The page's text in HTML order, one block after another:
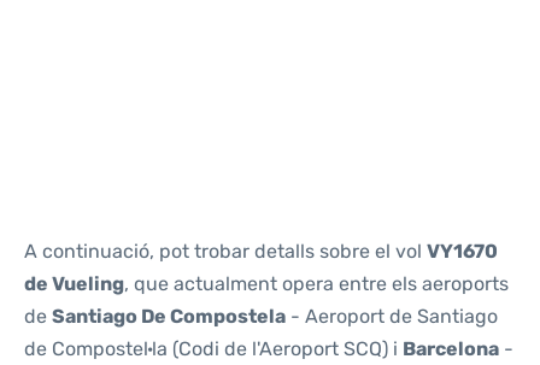
A continuació, pot trobar detalls sobre el vol VY1670
de Vueling, que actualment opera entre els aeroports
de Santiago De Compostela - Aeroport de Santiago
de Compostel·la (Codi de l'Aeroport SCQ) i Barcelona -